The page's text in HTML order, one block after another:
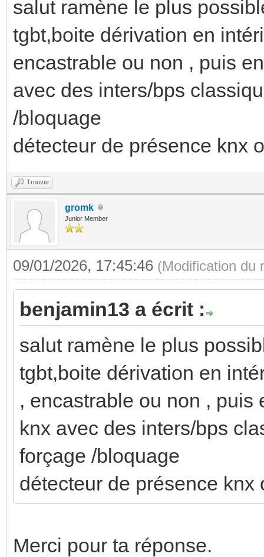
salut ramène le plus
tgbt,boite dérivation en
encastrable ou non , puis
avec des inters/bps
/bloquage
détecteur de présence knx
Trouver
gromk
Junior Member
09/01/2026, 17:45:46 (Modification du
benjamin13 a écrit :
salut ramène le plus
tgbt,boite dérivation en
, encastrable ou non ,
knx avec des inters/bps
forçage /bloquage
détecteur de présence
Merci pour ta réponse.